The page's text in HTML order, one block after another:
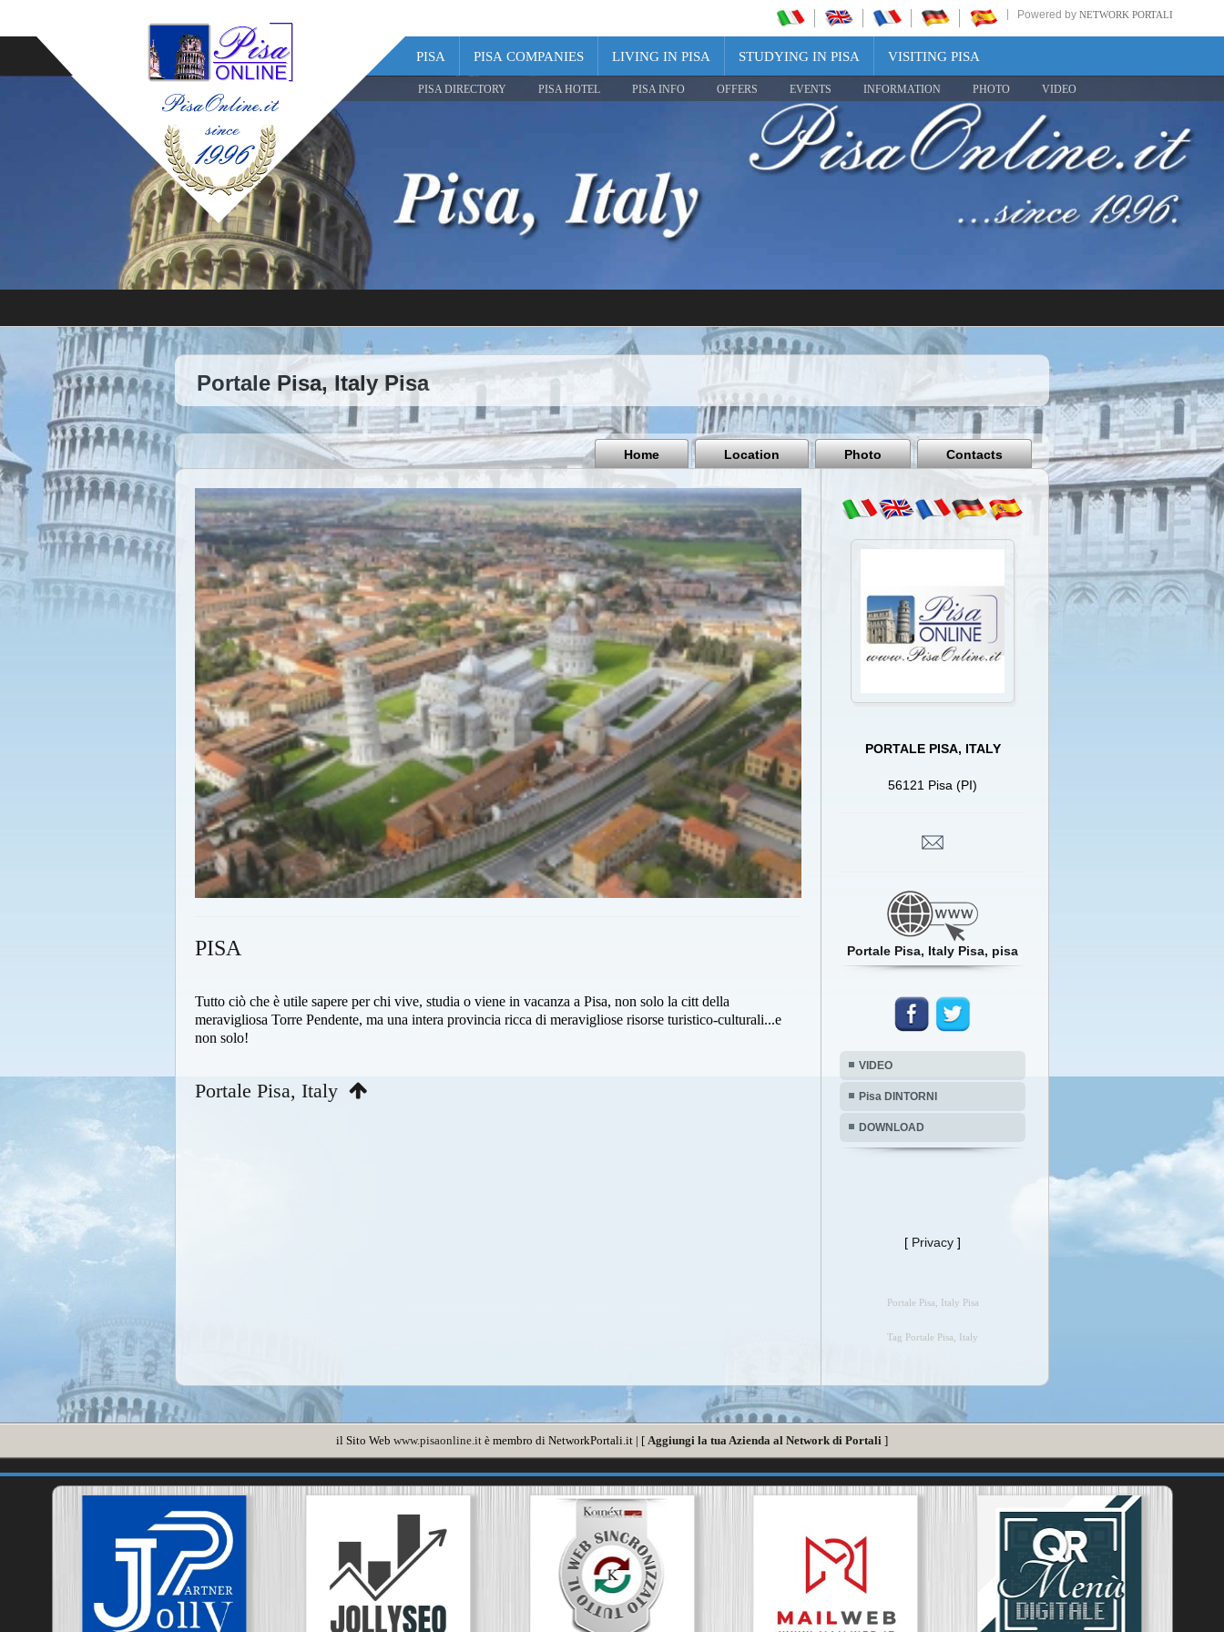
Powered by NETWORK PORTALI
PISA PISA COMPANIES LIVING IN PISA STUDYING IN PISA VISITING PISA
PISA DIRECTORY PISA HOTEL PISA INFO OFFERS EVENTS INFORMATION PHOTO VIDEO
Share
Pisa
Italy
Portale Pisa, Italy Pisa
Home Location Photo Contacts
PISA
Tutto ciò che è utile sapere per chi vive, studia o viene in vacanza a Pisa, non solo la citt della
meravigliosa Torre Pendente, ma una intera provincia ricca di meravigliose risorse turistico-culturali...e
non solo!
Portale Pisa, Italy
PORTALE PISA, ITALY
56121 Pisa (PI)
Portale Pisa, Italy Pisa, pisa
VIDEO
Pisa DINTORNI
DOWNLOAD
[ Privacy ]
Portale Pisa, Italy Pisa
Tag Portale Pisa, Italy
il Sito Web www.pisaonline.it è membro di NetworkPortali.it | [ Aggiungi la tua Azienda al Network di Portali ]